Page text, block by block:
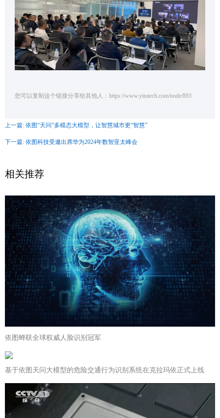
您可以复制这个链接分享给其他人：https://www.yitutech.com/node/893
上一篇: 依图“天问”多模态大模型，让智慧城市更“智慧”
下一篇: 依图科技受邀出席华为2024年数智亚太峰会
相关推荐
依图蝉联全球权威人脸识别冠军
基于依图天问大模型的危险交通行为识别系统在克拉玛依正式上线